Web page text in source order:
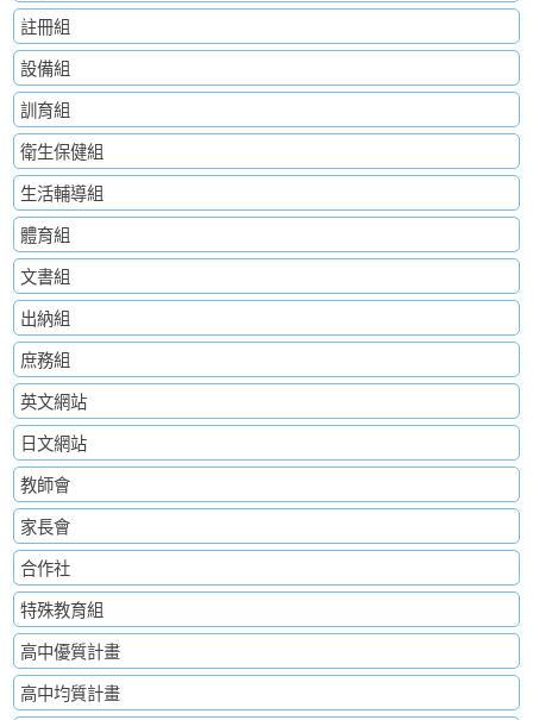
註冊組
設備組
訓育組
衛生保健組
生活輔導組
體育組
文書組
出納組
庶務組
英文網站
日文網站
教師會
家長會
合作社
特殊教育組
高中優質計畫
高中均質計畫